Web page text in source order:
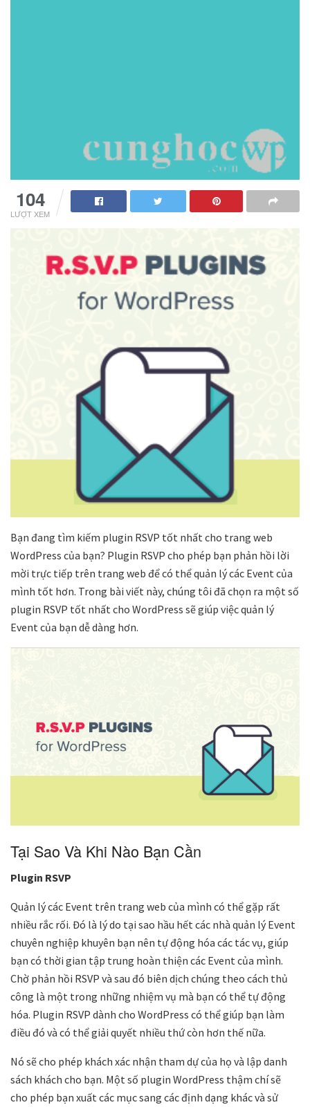
104
LƯỢT XEM
Bạn đang tìm kiếm plugin RSVP tốt nhất cho trang web
WordPress của bạn? Plugin RSVP cho phép bạn phản hồi lời
mời trực tiếp trên trang web để có thể quản lý các Event của
mình tốt hơn. Trong bài viết này, chúng tôi đã chọn ra một số
plugin RSVP tốt nhất cho WordPress sẽ giúp việc quản lý
Event của bạn dễ dàng hơn.
Tại Sao Và Khi Nào Bạn Cần
Plugin RSVP
Quản lý các Event trên trang web của mình có thể gặp rất
nhiều rắc rối. Đó là lý do tại sao hầu hết các nhà quản lý Event
chuyên nghiệp khuyên bạn nên tự động hóa các tác vụ, giúp
bạn có thời gian tập trung hoàn thiện các Event của mình.
Chờ phản hồi RSVP và sau đó biên dịch chúng theo cách thủ
công là một trong những nhiệm vụ mà bạn có thể tự động
hóa. Plugin RSVP dành cho WordPress có thể giúp bạn làm
điều đó và có thể giải quyết nhiều thứ còn hơn thế nữa.
Nó sẽ cho phép khách xác nhận tham dự của họ và lập danh
sách khách cho bạn. Một số plugin WordPress thậm chí sẽ
cho phép bạn xuất các mục sang các định dạng khác và sử